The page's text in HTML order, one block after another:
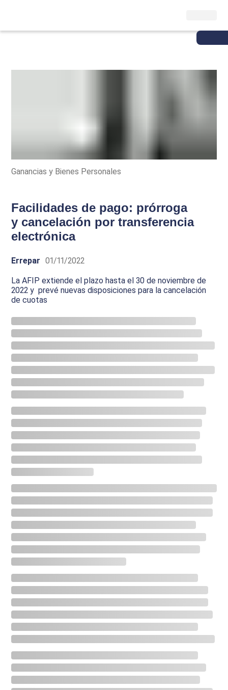
Ganancias y Bienes Personales
Facilidades de pago: prórroga
y cancelación por transferencia
electrónica
Errepar 01/11/2022
La AFIP extiende el plazo hasta el 30 de noviembre de
2022 y prevé nuevas disposiciones para la cancelación
de cuotas